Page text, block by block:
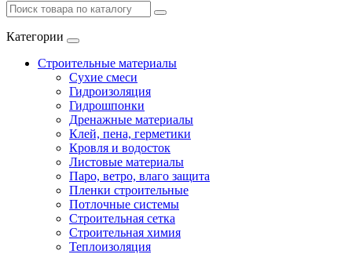
Категории
Строительные материалы
Сухие смеси
Гидроизоляция
Гидрошпонки
Дренажные материалы
Клей, пена, герметики
Кровля и водосток
Листовые материалы
Паро, ветро, влаго защита
Пленки строительные
Потлочные системы
Строительная сетка
Строительная химия
Теплоизоляция